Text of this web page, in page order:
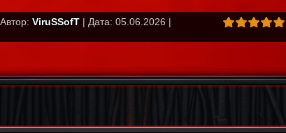
ViruSSofT| Дата: 05.06.2026 |